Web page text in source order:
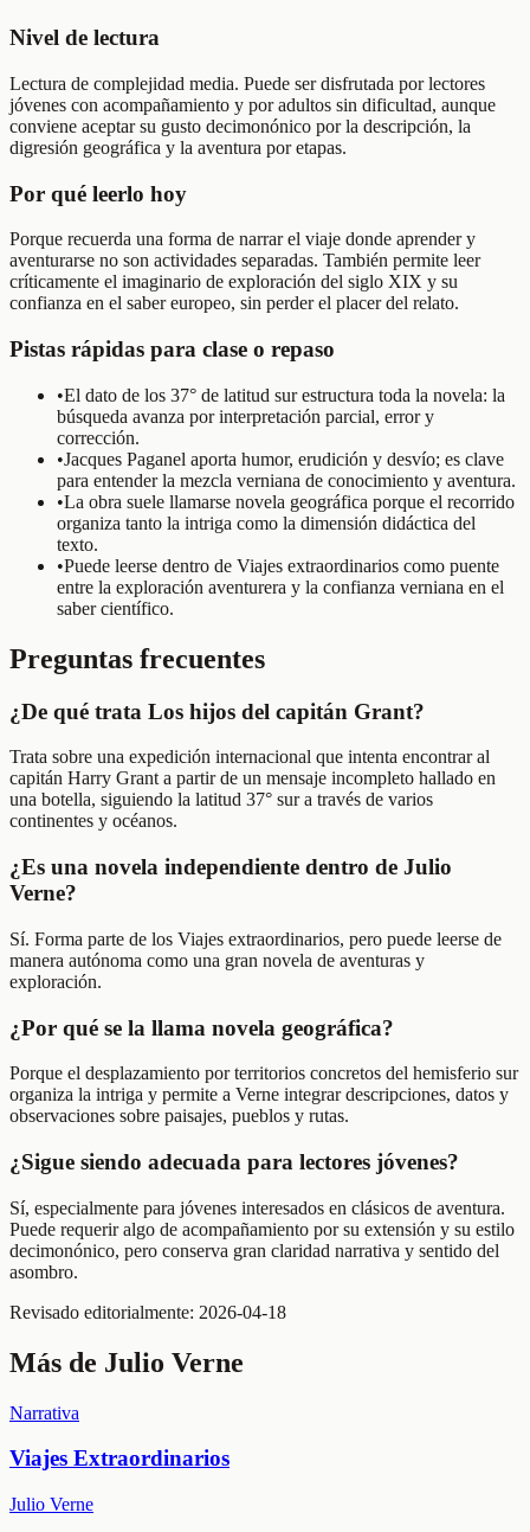
Nivel de lectura
Lectura de complejidad media. Puede ser disfrutada por lectores
jóvenes con acompañamiento y por adultos sin dificultad, aunque
conviene aceptar su gusto decimonónico por la descripción, la
digresión geográfica y la aventura por etapas.
Por qué leerlo hoy
Porque recuerda una forma de narrar el viaje donde aprender y
aventurarse no son actividades separadas. También permite leer
críticamente el imaginario de exploración del siglo XIX y su
confianza en el saber europeo, sin perder el placer del relato.
Pistas rápidas para clase o repaso
•El dato de los 37° de latitud sur estructura toda la novela: la
búsqueda avanza por interpretación parcial, error y
corrección.
•Jacques Paganel aporta humor, erudición y desvío; es clave
para entender la mezcla verniana de conocimiento y aventura.
•La obra suele llamarse novela geográfica porque el recorrido
organiza tanto la intriga como la dimensión didáctica del
texto.
•Puede leerse dentro de Viajes extraordinarios como puente
entre la exploración aventurera y la confianza verniana en el
saber científico.
Preguntas frecuentes
¿De qué trata Los hijos del capitán Grant?
Trata sobre una expedición internacional que intenta encontrar al
capitán Harry Grant a partir de un mensaje incompleto hallado en
una botella, siguiendo la latitud 37° sur a través de varios
continentes y océanos.
¿Es una novela independiente dentro de Julio
Verne?
Sí. Forma parte de los Viajes extraordinarios, pero puede leerse de
manera autónoma como una gran novela de aventuras y
exploración.
¿Por qué se la llama novela geográfica?
Porque el desplazamiento por territorios concretos del hemisferio sur
organiza la intriga y permite a Verne integrar descripciones, datos y
observaciones sobre paisajes, pueblos y rutas.
¿Sigue siendo adecuada para lectores jóvenes?
Sí, especialmente para jóvenes interesados en clásicos de aventura.
Puede requerir algo de acompañamiento por su extensión y su estilo
decimonónico, pero conserva gran claridad narrativa y sentido del
asombro.
Revisado editorialmente: 2026-04-18
Más de Julio Verne
Narrativa
Viajes Extraordinarios
Julio Verne